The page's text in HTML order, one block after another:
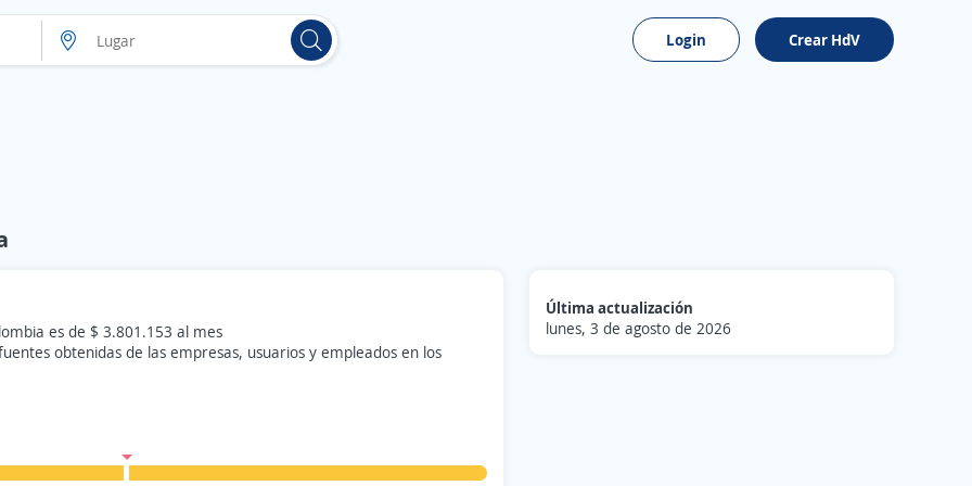
Login Crear HdV
es de $ 3.801.153 al mes
obtenidas de las empresas, usuarios y empleados en los
Última actualización
lunes, 3 de agosto de 2026